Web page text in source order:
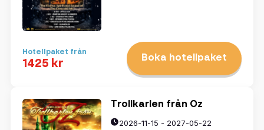
Hotellpaket från
1425 kr Boka hotellpaket
Trollkarlen från Oz
2026-11-15 - 2027-05-22